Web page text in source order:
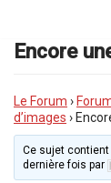
au
contenu
Encore
Le Forum ›
d’images ›
Ce sujet contient
dernière fois par